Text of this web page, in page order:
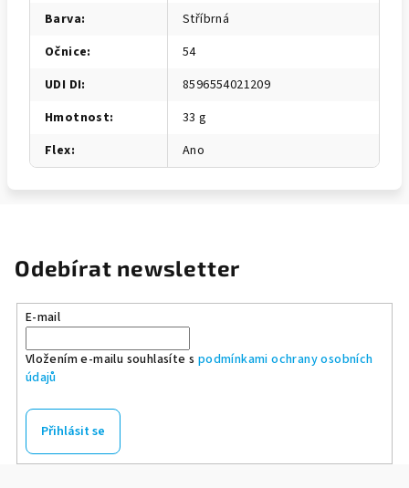
Barva:
Stříbrná
Očnice:
54
UDI DI:
8596554021209
Hmotnost:
33 g
Flex: Ano
Odebírat newsletter
E-mail
Vložením e-mailu souhlasíte s podmínkami ochrany osobních
údajů
Přihlásit se